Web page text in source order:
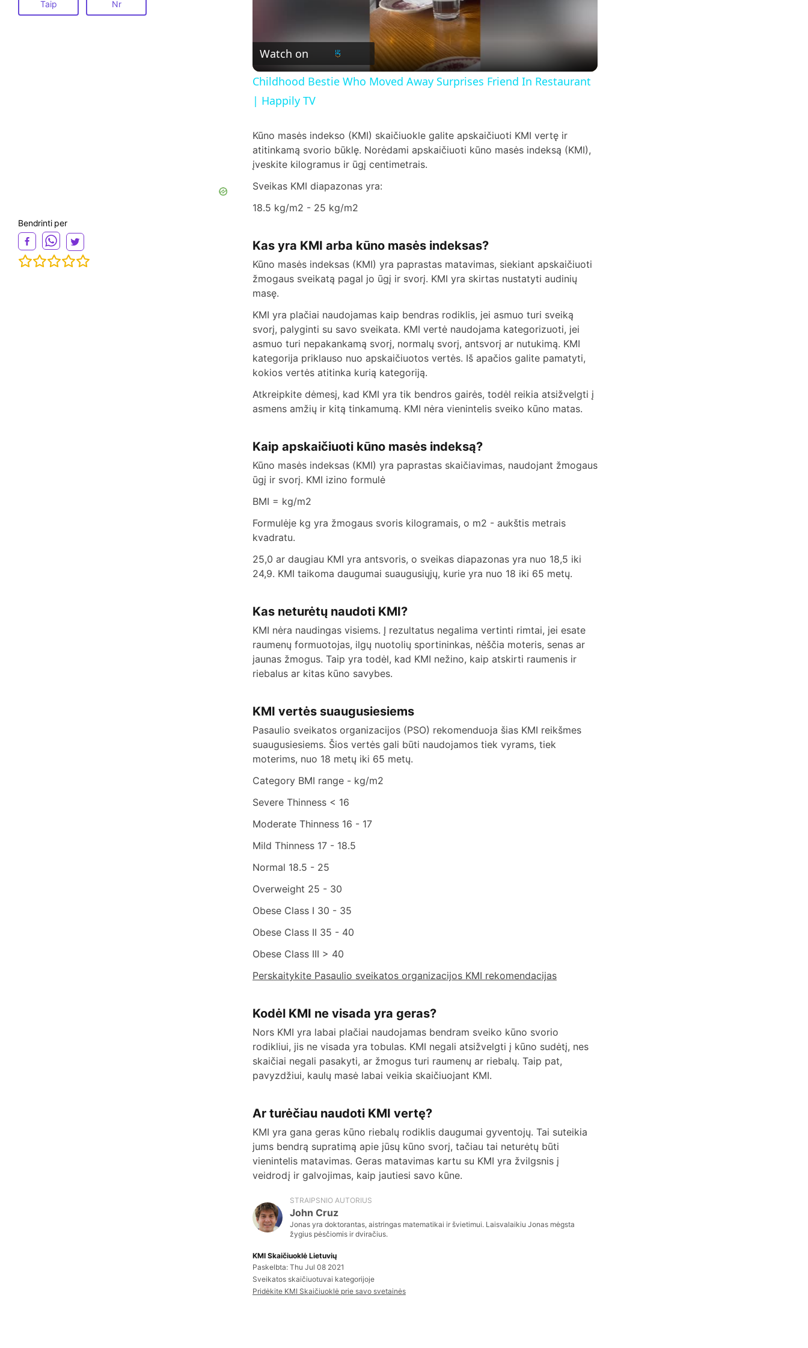
Taip Nr
Bendrinti per
l
a
V
i
e
o
Watch on
Childhood Bestie Who Moved Away Surprises Friend In Restaurant
| Happily TV
Kūno masės indekso (KMI) skaičiuokle galite apskaičiuoti KMI vertę ir
atitinkamą svorio būklę. Norėdami apskaičiuoti kūno masės indeksą (KMI),
įveskite kilogramus ir ūgį centimetrais.
Sveikas KMI diapazonas yra:
18.5 kg/m2 - 25 kg/m2
Kas yra KMI arba kūno masės indeksas?
Kūno masės indeksas (KMI) yra paprastas matavimas, siekiant apskaičiuoti
žmogaus sveikatą pagal jo ūgį ir svorį. KMI yra skirtas nustatyti audinių
masę.
KMI yra plačiai naudojamas kaip bendras rodiklis, jei asmuo turi sveiką
svorį, palyginti su savo sveikata. KMI vertė naudojama kategorizuoti, jei
asmuo turi nepakankamą svorį, normalų svorį, antsvorį ar nutukimą. KMI
kategorija priklauso nuo apskaičiuotos vertės. Iš apačios galite pamatyti,
kokios vertės atitinka kurią kategoriją.
Atkreipkite dėmesį, kad KMI yra tik bendros gairės, todėl reikia atsižvelgti į
asmens amžių ir kitą tinkamumą. KMI nėra vienintelis sveiko kūno matas.
Kaip apskaičiuoti kūno masės indeksą?
Kūno masės indeksas (KMI) yra paprastas skaičiavimas, naudojant žmogaus
ūgį ir svorį. KMI izino formulė
BMI = kg/m2
Formulėje kg yra žmogaus svoris kilogramais, o m2 - aukštis metrais
kvadratu.
25,0 ar daugiau KMI yra antsvoris, o sveikas diapazonas yra nuo 18,5 iki
24,9. KMI taikoma daugumai suaugusiųjų, kurie yra nuo 18 iki 65 metų.
Kas neturėtų naudoti KMI?
KMI nėra naudingas visiems. Į rezultatus negalima vertinti rimtai, jei esate
raumenų formuotojas, ilgų nuotolių sportininkas, nėščia moteris, senas ar
jaunas žmogus. Taip yra todėl, kad KMI nežino, kaip atskirti raumenis ir
riebalus ar kitas kūno savybes.
KMI vertės suaugusiesiems
Pasaulio sveikatos organizacijos (PSO) rekomenduoja šias KMI reikšmes
suaugusiesiems. Šios vertės gali būti naudojamos tiek vyrams, tiek
moterims, nuo 18 metų iki 65 metų.
Category BMI range - kg/m2
Severe Thinness < 16
Moderate Thinness 16 - 17
Mild Thinness 17 - 18.5
Normal 18.5 - 25
Overweight 25 - 30
Obese Class I 30 - 35
Obese Class II 35 - 40
Obese Class III > 40
Perskaitykite Pasaulio sveikatos organizacijos KMI rekomendacijas
Kodėl KMI ne visada yra geras?
Nors KMI yra labai plačiai naudojamas bendram sveiko kūno svorio
rodikliui, jis ne visada yra tobulas. KMI negali atsižvelgti į kūno sudėtį, nes
skaičiai negali pasakyti, ar žmogus turi raumenų ar riebalų. Taip pat,
pavyzdžiui, kaulų masė labai veikia skaičiuojant KMI.
Ar turėčiau naudoti KMI vertę?
KMI yra gana geras kūno riebalų rodiklis daugumai gyventojų. Tai suteikia
jums bendrą supratimą apie jūsų kūno svorį, tačiau tai neturėtų būti
vienintelis matavimas. Geras matavimas kartu su KMI yra žvilgsnis į
veidrodį ir galvojimas, kaip jautiesi savo kūne.
STRAIPSNIO AUTORIUS
John Cruz
Jonas yra doktorantas, aistringas matematikai ir švietimui. Laisvalaikiu Jonas mėgsta
žygius pėsčiomis ir dviračius.
KMI Skaičiuoklė Lietuvių
Paskelbta: Thu Jul 08 2021
Sveikatos skaičiuotuvai kategorijoje
Pridėkite KMI Skaičiuoklė prie savo svetainės